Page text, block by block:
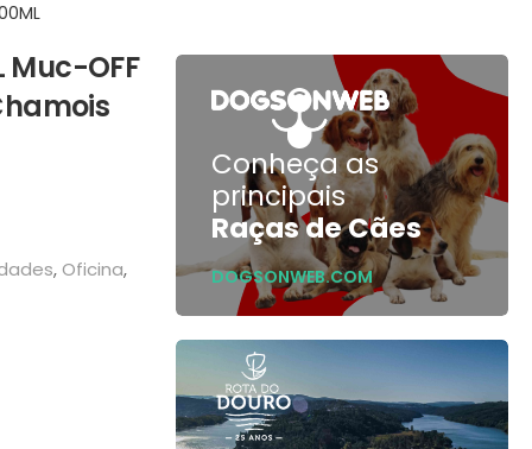
Conheça as
principais
Raças de Cães
DOGSONWEB.COM
Muc-OFF
, Oficina,